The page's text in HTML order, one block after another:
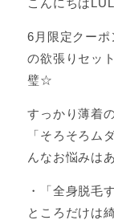
こんにちは
6月限定クーポ
の欲張りセッ
璧☆
すっかり薄着
「そろそろム
んなお悩みは
・「全身脱毛
ところだけは